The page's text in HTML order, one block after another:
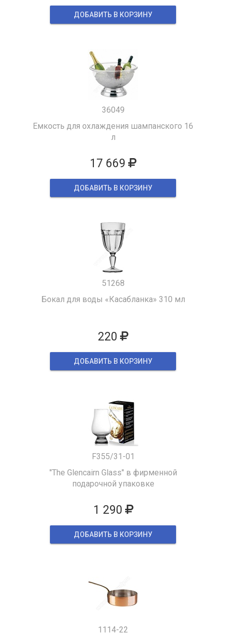
ДОБАВИТЬ В КОРЗИНУ
36049
Емкость для охлаждения шампанского 16
л
17 669
ДОБАВИТЬ В КОРЗИНУ
51268
Бокал для воды «Касабланка» 310 мл
220
ДОБАВИТЬ В КОРЗИНУ
F355/31-01
"The Glencairn Glass" в фирменной
подарочной упаковке
1 290
ДОБАВИТЬ В КОРЗИНУ
1114-22